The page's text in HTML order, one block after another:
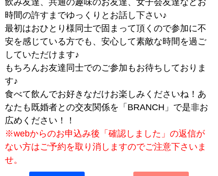
飲み友達、共通の趣味のお友達、女子会友達などお
時間の許すまでゆっくりとお話し下さい♪
最初はおひとり様同士で固まって頂くので参加に不
安を感じている方でも、安心して素敵な時間を過ご
していただけます♪
もちろんお友達同士でのご参加もお待ちしておりま
す♪
食べて飲んでお好きなだけお楽しみくださいね！あ
なたも既婚者との交友関係を「BRANCH」で是非お
広めください！！
※webからのお申込み後「確認しました」の返信が
ない方はご予約を取り消しますのでご注意下さいま
せ。